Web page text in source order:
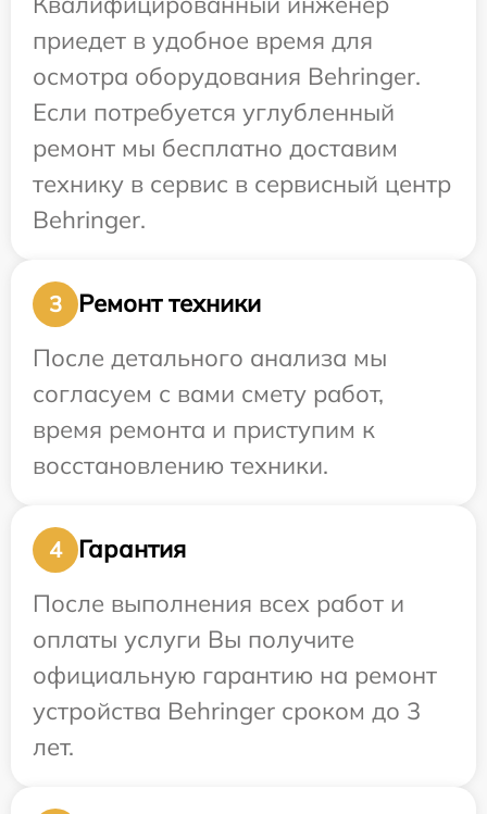
приедет в удобное время для
осмотра оборудования Behringer.
Если потребуется углубленный
ремонт мы бесплатно доставим
технику в сервис в сервисный центр
Behringer.
3
Ремонт техники
После детального анализа мы
согласуем с вами смету работ,
время ремонта и приступим к
восстановлению техники.
4
Гарантия
После выполнения всех работ и
оплаты услуги Вы получите
официальную гарантию на ремонт
устройства Behringer сроком до 3
лет.